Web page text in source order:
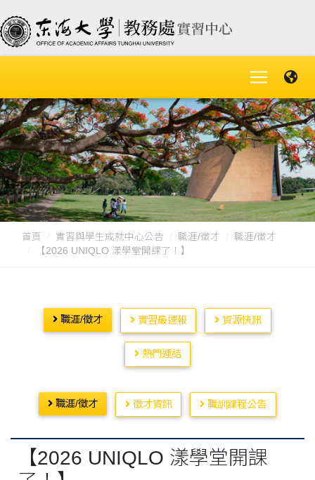
首頁 實習與學生成就中心公告 職涯/徵才
職涯/徵才
【2026 UNIQLO 漾學堂開課了！】
職涯/徵才 實習最速報 資源快訊
熱門連結
職涯/徵才 徵才資訊 職訓課程公告
【2026 UNIQLO 漾學堂開課